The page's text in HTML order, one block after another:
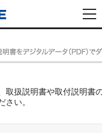
取扱説明書や取付説明書
い。